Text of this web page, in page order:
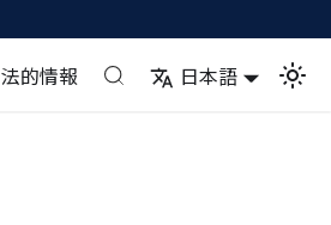
法的情報 日本語